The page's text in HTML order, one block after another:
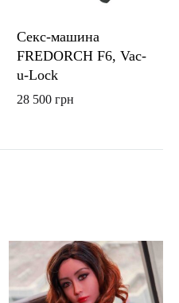
Секс-машина
FREDORCH F6, Vac-
u-Lock
28 500 грн